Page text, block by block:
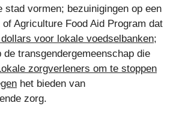
stad vormen; bezuinigingen op een
Agriculture Food Aid Program dat
voor lokale voedselbanken;
de transgendergemeenschap die
zorgverleners om te stoppen
het bieden van
zorg.